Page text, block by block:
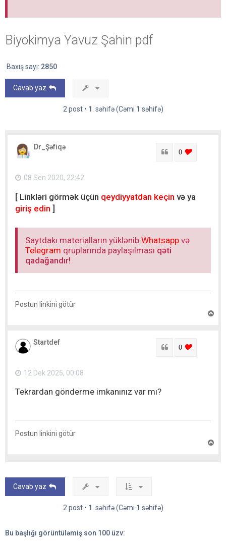
Biyokimya Yavuz Şahin pdf
Baxış sayı: 2850
Cavab yaz
2 post • 1 . səhifə (Cəmi 1 səhifə)
Dr_Şəfiqə
Sitat
0
08 Sen 2020, 22:42
[ Linkləri görmək üçün qeydiyyatdan keçin və ya
giriş edin ]
Saytdakı materialların yüklənib Whatsapp və
Telegram qruplarında paylaşılması qəti
qadağandır!
Postun linkini götür
Startdef
Sitat
0
12 Dek 2025, 00:08
Tekrardan gönderme imkanınız var mı?
Postun linkini götür
Cavab yaz
2 post • 1 . səhifə (Cəmi 1 səhifə)
Bu başlığı görüntüləmiş son 100 üzv: